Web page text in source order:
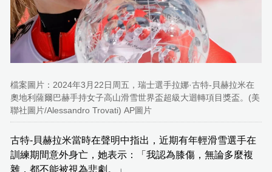
檔案圖片：2024年3月22日周五，瑞士選手拉娜·古特-貝赫拉米在
奧地利薩爾巴赫手持女子高山滑雪世界盃超級大迴轉項目獎盃。(美
聯社圖片/Alessandro Trovati) AP圖片
古特-貝赫拉米當時在聲明中指出，近期有年輕滑雪選手在
訓練期間意外身亡，她表示：「我認為膝傷，無論多麼複
雜，都不能被視為悲劇。」